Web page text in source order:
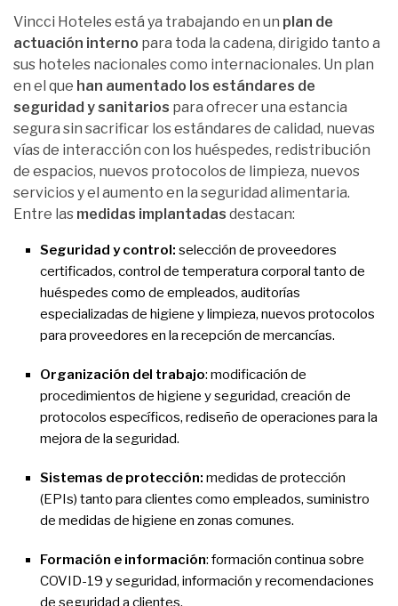
Vincci Hoteles está ya trabajando en un plan de
actuación interno para toda la cadena, dirigido tanto a
sus hoteles nacionales como internacionales. Un plan
en el que han aumentado los estándares de
seguridad y sanitarios para ofrecer una estancia
segura sin sacrificar los estándares de calidad, nuevas
vías de interacción con los huéspedes, redistribución
de espacios, nuevos protocolos de limpieza, nuevos
servicios y el aumento en la seguridad alimentaria.
Entre las medidas implantadas destacan:
Seguridad y control: selección de proveedores
certificados, control de temperatura corporal tanto de
huéspedes como de empleados, auditorías
especializadas de higiene y limpieza, nuevos protocolos
para proveedores en la recepción de mercancías.
Organización del trabajo: modificación de
procedimientos de higiene y seguridad, creación de
protocolos específicos, rediseño de operaciones para la
mejora de la seguridad.
Sistemas de protección: medidas de protección
(EPIs) tanto para clientes como empleados, suministro
de medidas de higiene en zonas comunes.
Formación e información: formación continua sobre
COVID-19 y seguridad, información y recomendaciones
de seguridad a clientes.